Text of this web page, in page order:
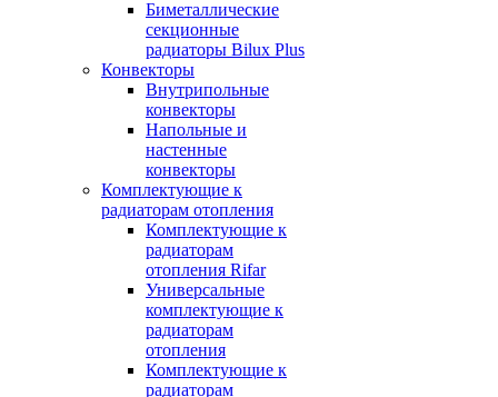
Биметаллические
секционные
радиаторы Bilux Plus
Конвекторы
Внутрипольные
конвекторы
Напольные и
настенные
конвекторы
Комплектующие к
радиаторам отопления
Комплектующие к
радиаторам
отопления Rifar
Универсальные
комплектующие к
радиаторам
отопления
Комплектующие к
радиаторам